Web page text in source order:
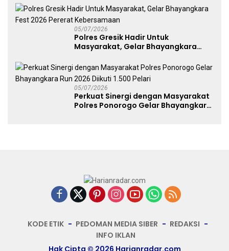
Dekranasda Gerakan Ekonomi Lokal
05/07/2026
Polres Gresik Hadir Untuk
Masyarakat, Gelar Bhayangkara
05/07/2026
Perkuat Sinergi dengan Masyarakat
Polres Ponorogo Gelar Bhayangkara
KODE ETIK PEDOMAN MEDIA SIBER
REDAKSI
INFO IKLAN